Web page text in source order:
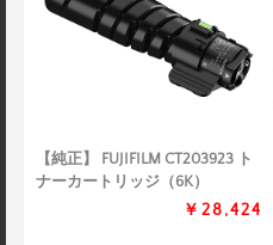
【純正】 FUJIFILM CT203923 ト
ナーカートリッジ（6K）
￥28,424